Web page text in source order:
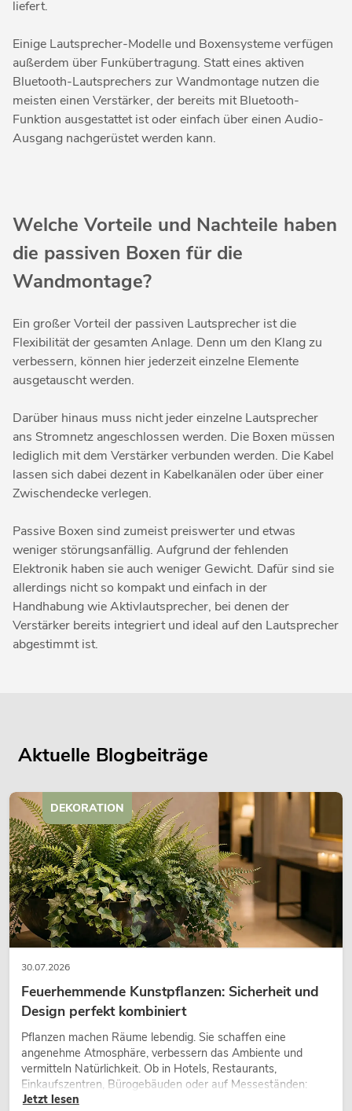
liefert.
Einige Lautsprecher-Modelle und Boxensysteme verfügen
außerdem über Funkübertragung. Statt eines aktiven
Bluetooth-Lautsprechers zur Wandmontage nutzen die
meisten einen Verstärker, der bereits mit Bluetooth-
Funktion ausgestattet ist oder einfach über einen Audio-
Ausgang nachgerüstet werden kann.
Welche Vorteile und Nachteile haben
die passiven Boxen für die
Wandmontage?
Ein großer Vorteil der passiven Lautsprecher ist die
Flexibilität der gesamten Anlage. Denn um den Klang zu
verbessern, können hier jederzeit einzelne Elemente
ausgetauscht werden.
Darüber hinaus muss nicht jeder einzelne Lautsprecher
ans Stromnetz angeschlossen werden. Die Boxen müssen
lediglich mit dem Verstärker verbunden werden. Die Kabel
lassen sich dabei dezent in Kabelkanälen oder über einer
Zwischendecke verlegen.
Passive Boxen sind zumeist preiswerter und etwas
weniger störungsanfällig. Aufgrund der fehlenden
Elektronik haben sie auch weniger Gewicht. Dafür sind sie
allerdings nicht so kompakt und einfach in der
Handhabung wie Aktivlautsprecher, bei denen der
Verstärker bereits integriert und ideal auf den Lautsprecher
abgestimmt ist.
Aktuelle Blogbeiträge
30.07.2026
Feuerhemmende Kunstpflanzen: Sicherheit und
Design perfekt kombiniert
Pflanzen machen Räume lebendig. Sie schaffen eine
angenehme Atmosphäre, verbessern das Ambiente und
vermitteln Natürlichkeit. Ob in Hotels, Restaurants,
Einkaufszentren, Bürogebäuden oder auf Messeständen:
eine hochwertige Begrünung gehört heute längst zum
Jetzt lesen
DEKORATION